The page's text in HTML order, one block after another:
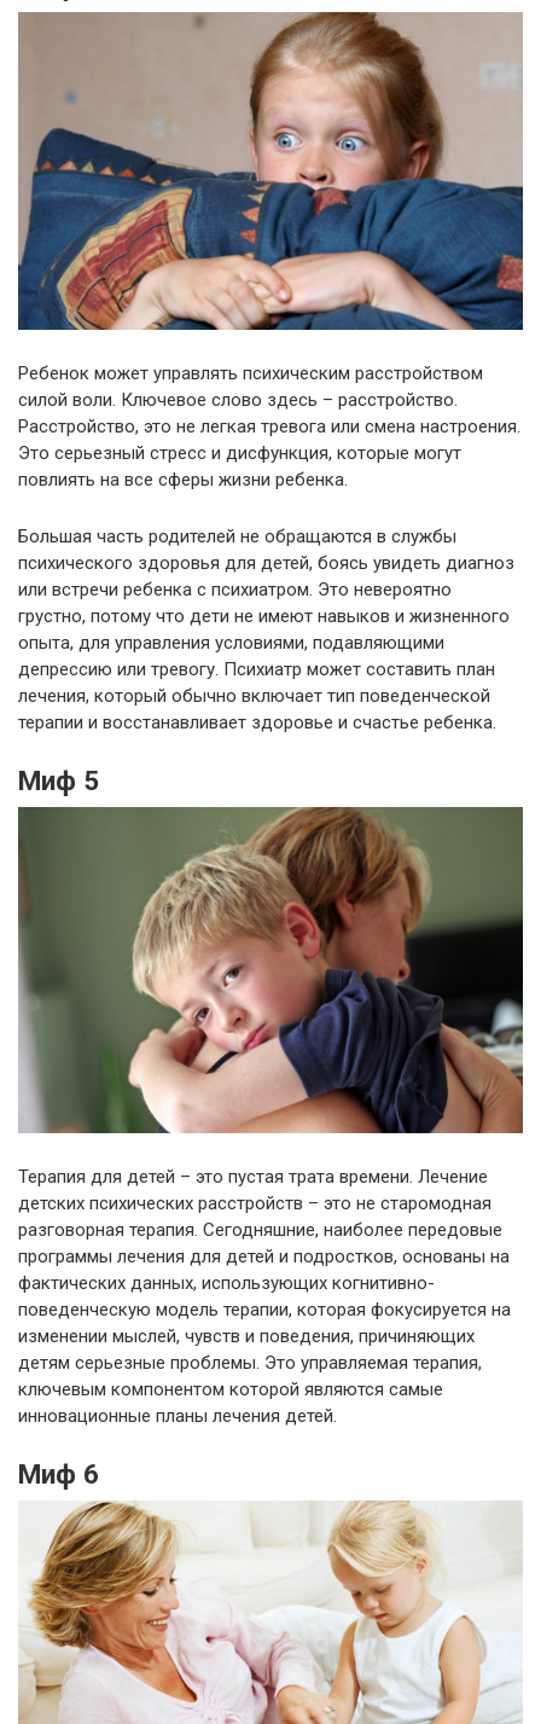
Ребенок может управлять психическим расстройством
силой воли. Ключевое слово здесь – расстройство.
Расстройство, это не легкая тревога или смена настроения.
Это серьезный стресс и дисфункция, которые могут
повлиять на все сферы жизни ребенка.
Большая часть родителей не обращаются в службы
психического здоровья для детей, боясь увидеть диагноз
или встречи ребенка с психиатром. Это невероятно
грустно, потому что дети не имеют навыков и жизненного
опыта, для управления условиями, подавляющими
депрессию или тревогу. Психиатр может составить план
лечения, который обычно включает тип поведенческой
терапии и восстанавливает здоровье и счастье ребенка.
Миф 5
Терапия для детей – это пустая трата времени. Лечение
детских психических расстройств – это не старомодная
разговорная терапия. Сегодняшние, наиболее передовые
программы лечения для детей и подростков, основаны на
фактических данных, использующих когнитивно-
поведенческую модель терапии, которая фокусируется на
изменении мыслей, чувств и поведения, причиняющих
детям серьезные проблемы. Это управляемая терапия,
ключевым компонентом которой являются самые
инновационные планы лечения детей.
Миф 6